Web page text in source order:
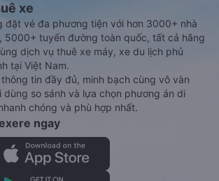
xe
đặt vé đa phương tiện với hơn 3000+ nhà
5000+ tuyến đường toàn quốc, tất cả hãng
dịch vụ thuê xe máy, xe du lịch phủ
tại Việt Nam.
tin đầy đủ, minh bạch cùng vô vàn
so sánh và lựa chọn phương án di
chóng và phù hợp nhất.
ngay